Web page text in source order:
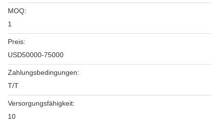
MOQ:
1
Preis:
USD50000-75000
Zahlungsbedingungen:
T/T
Versorgungsfähigkeit:
10